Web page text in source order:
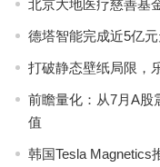
北京大地医疗慈善基
德塔智能完成近5亿
打破静态壁纸局限，
前瞻量化：从7月A股
值
韩国Tesla Magnetics